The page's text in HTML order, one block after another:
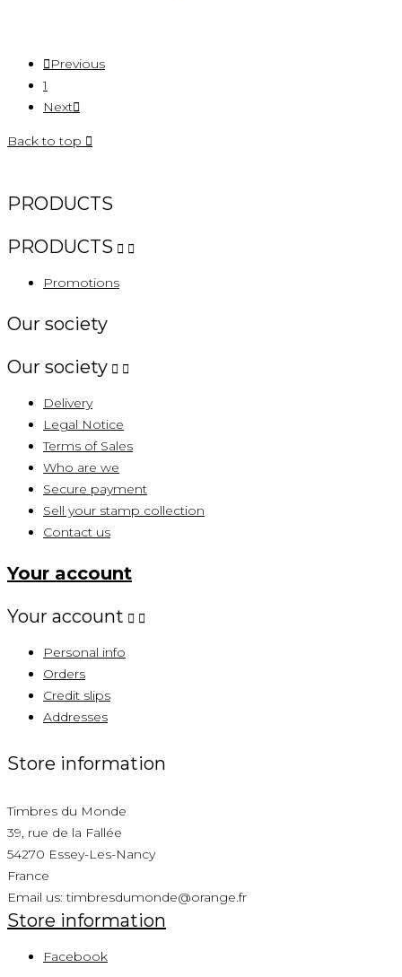
Previous
1
Next
Back to top 
PRODUCTS
PRODUCTS  
Promotions
Our society
Our society  
Delivery
Legal Notice
Terms of Sales
Who are we
Secure payment
Sell ​​your stamp collection
Contact us
Your account
Your account  
Personal info
Orders
Credit slips
Addresses
Store information
Timbres du Monde
39, rue de la Fallée
54270 Essey-Les-Nancy
France
Email us:timbresdumonde@orange.fr
Store information
Facebook